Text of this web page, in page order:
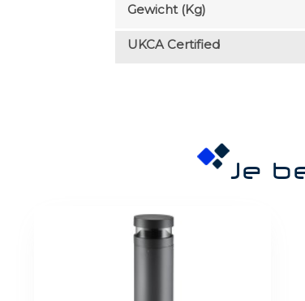
Gewicht (kg)
UKCA Certified
Je